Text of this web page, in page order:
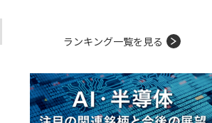
ランキング一覧を見る